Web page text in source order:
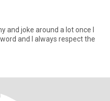
and joke around a lot once I
and I always respect the